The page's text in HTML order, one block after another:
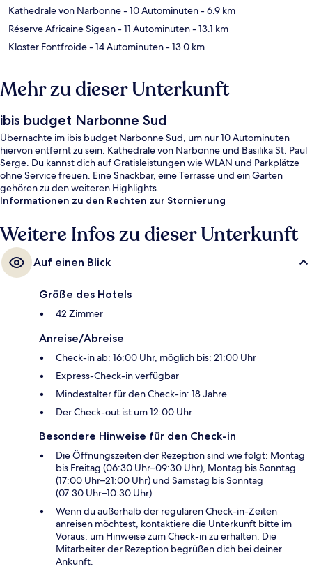
Kathedrale von Narbonne- 10 Autominuten- 6.9 km
Réserve Africaine Sigean- 11 Autominuten- 13.1 km
Kloster Fontfroide- 14 Autominuten- 13.0 km
Mehr zu dieser Unterkunft
ibis budget Narbonne Sud
Übernachte im ibis budget Narbonne Sud, um nur 10 Autominuten
hiervon entfernt zu sein: Kathedrale von Narbonne und Basilika St. Paul
Serge. Du kannst dich auf Gratisleistungen wie WLAN und Parkplätze
ohne Service freuen. Eine Snackbar, eine Terrasse und ein Garten
gehören zu den weiteren Highlights.
Informationen zu den Rechten zur Stornierung
Weitere Infos zu dieser Unterkunft
Auf einen Blick
Größe des Hotels
42 Zimmer
Anreise/Abreise
Check-in ab: 16:00 Uhr, möglich bis: 21:00 Uhr
Express-Check-in verfügbar
Mindestalter für den Check-in: 18 Jahre
Der Check-out ist um 12:00 Uhr
Besondere Hinweise für den Check-in
Die Öffnungszeiten der Rezeption sind wie folgt: Montag
bis Freitag (06:30 Uhr–09:30 Uhr), Montag bis Sonntag
(17:00 Uhr–21:00 Uhr) und Samstag bis Sonntag
(07:30 Uhr–10:30 Uhr)
Wenn du außerhalb der regulären Check-in-Zeiten
anreisen möchtest, kontaktiere die Unterkunft bitte im
Voraus, um Hinweise zum Check-in zu erhalten. Die
Mitarbeiter der Rezeption begrüßen dich bei deiner
Ankunft.